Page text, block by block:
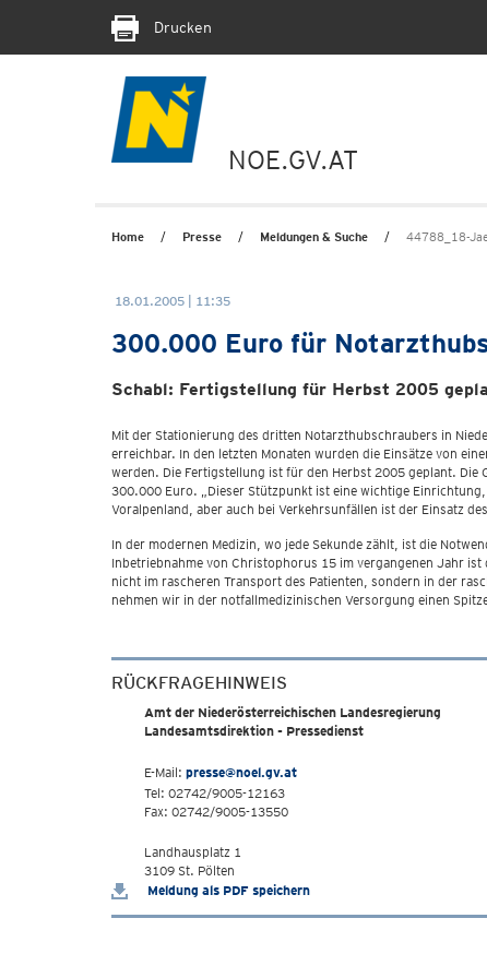
Drucken
NOE.GV.AT
Home Presse Meldungen & Suche 44788_18-
18.01.2005 | 11:35
300.000 Euro für
Schabl: Fertigstellung für Herbst 2005
Mit der Stationierung des dritten Notarzthubschraubers in
erreichbar. In den letzten Monaten wurden die Einsätze von
werden. Die Fertigstellung ist für den Herbst 2005 geplant.
300.000 Euro. „Dieser Stützpunkt ist eine wichtige
Voralpenland, aber auch bei Verkehrsunfällen ist der Einsatz
In der modernen Medizin, wo jede Sekunde zählt, ist die
Inbetriebnahme von Christophorus 15 im vergangenen Jahr
nicht im rascheren Transport des Patienten, sondern in der
nehmen wir in der notfallmedizinischen Versorgung einen
RÜCKFRAGEHINWEIS
Amt der Niederösterreichischen Landesregierung
Landesamtsdirektion - Pressedienst
E-Mail: presse@noel.gv.at
Tel: 02742/9005-12163
Fax: 02742/9005-13550
Landhausplatz 1
3109 St. Pölten
Meldung als PDF speichern